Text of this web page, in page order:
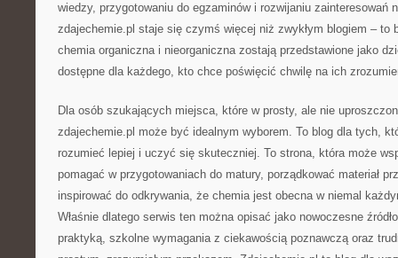
wiedzy, przygotowaniu do egzaminów i rozwijaniu zainteresowań
zdajechemie.pl staje się czymś więcej niż zwykłym blogiem – to
chemia organiczna i nieorganiczna zostają przedstawione jako
dostępne dla każdego, kto chce poświęcić chwilę na ich
Dla osób szukających miejsca, które w prosty, ale nie
zdajechemie.pl może być idealnym wyborem. To blog dla tych,
rozumieć lepiej i uczyć się skuteczniej. To strona, która może
pomagać w przygotowaniach do matury, porządkować materiał
inspirować do odkrywania, że chemia jest obecna w niemal
Właśnie dlatego serwis ten można opisać jako nowoczesne
praktyką, szkolne wymagania z ciekawością poznawczą oraz